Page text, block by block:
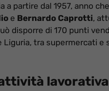
a partire dal 1957, anno
e Bernardo Caprotti,
disporre di 170 punti
Liguria, tra supermercati